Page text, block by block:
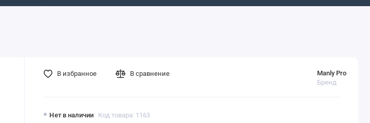
Нет в наличии Код товара: 1163
Manly Pro
Бренд
В избранное В сравнение